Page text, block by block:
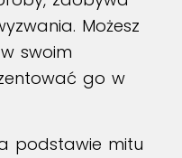
Możesz
swoim
go w
podstawie mitu